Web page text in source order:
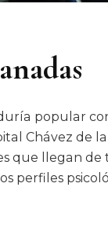
popular
Chávez de
que llegan de
perfiles